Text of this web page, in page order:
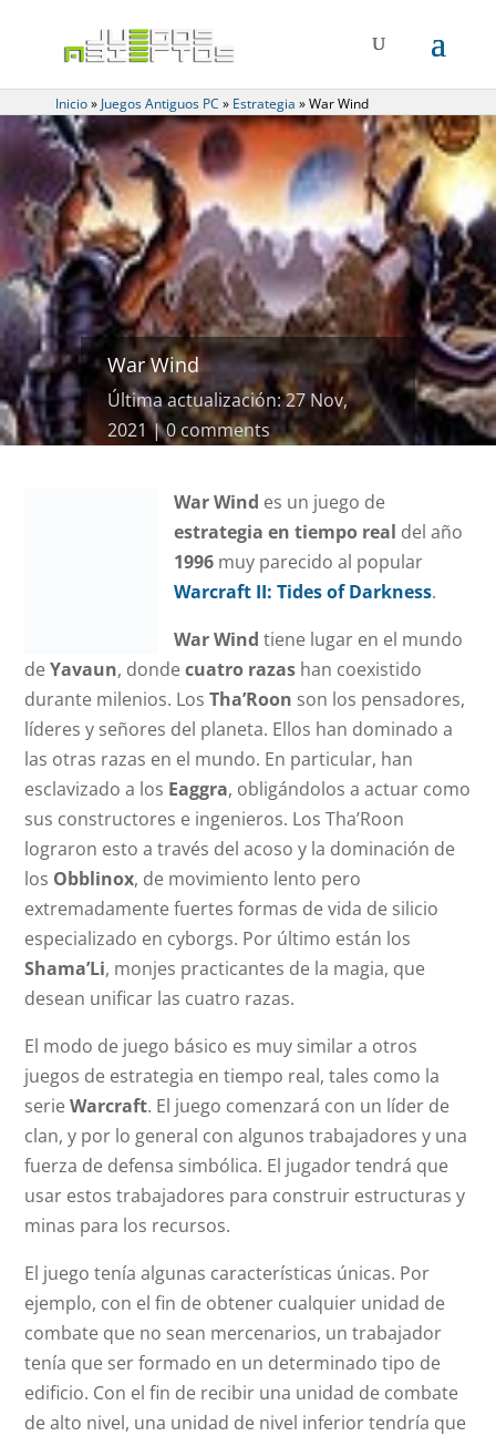
Inicio» Juegos Antiguos PC » Estrategia »War Wind
War Wind
Última actualización: 27 Nov,
2021
0 comments
War Wind es un juego de
estrategia en tiempo real del año
1996 muy parecido al popular
Warcraft II: Tides of Darkness.
War Wind tiene lugar en el mundo
deYavaun, dondecuatro razas han coexistido
durante milenios. LosTha’Roon son los pensadores,
líderes y señores del planeta. Ellos han dominado a
las otras razas en el mundo. En particular, han
esclavizado a los Eaggra, obligándolos a actuar como
sus constructores e ingenieros. Los Tha’Roon
lograron esto a través del acoso y la dominación de
los Obblinox, de movimiento lento pero
extremadamente fuertes formas de vida de silicio
especializado en cyborgs. Por último están los
Shama’Li, monjes practicantes de la magia, que
desean unificar las cuatro razas.
El modo de juego básico es muy similar a otros
juegos de estrategia en tiempo real, tales como la
serieWarcraft. El juego comenzará con un líder de
clan, y por lo general con algunos trabajadores y una
fuerza de defensa simbólica. El jugador tendrá que
usar estos trabajadores para construir estructuras y
minas para los recursos.
El juego tenía algunas características únicas. Por
ejemplo, con el fin de obtener cualquier unidad de
combate que no sean mercenarios, un trabajador
tenía que ser formado en un determinado tipo de
edificio. Con el fin de recibir una unidad de combate
de alto nivel, una unidad de nivel inferior tendría que